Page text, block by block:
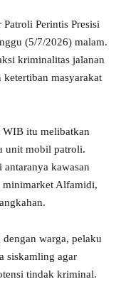
Perintis Presisi
(5/7/2026) malam.
kriminalitas jalanan
ketertiban masyarakat
itu melibatkan
unit mobil patroli.
kawasan
Alfamidi,
warga, pelaku
siskamling agar
tindak kriminal.